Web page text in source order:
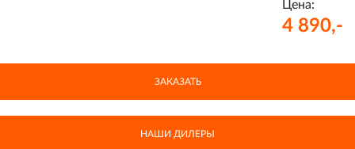
Цена:
4 890,-
ЗАКАЗАТЬ
НАШИ ДИЛЕРЫ